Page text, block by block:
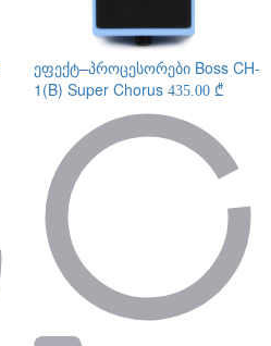
ეფექტ–პროცესორები Boss CH-
1(B) Super Chorus 435.00 ₾